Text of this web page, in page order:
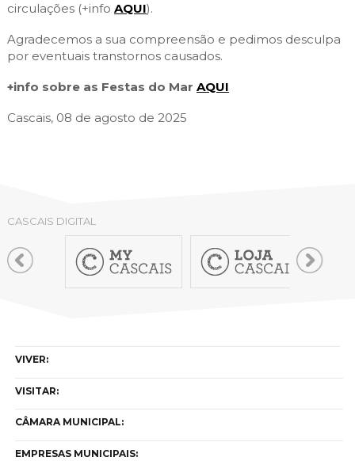
circulações (+info AQUI).
Agradecemos a sua compreensão e pedimos desculpa
por eventuais transtornos causados.
+info sobre as Festas do Mar AQUI
Cascais, 08 de agosto de 2025
CASCAIS DIGITAL
VIVER:
VISITAR:
CÂMARA MUNICIPAL:
EMPRESAS MUNICIPAIS: